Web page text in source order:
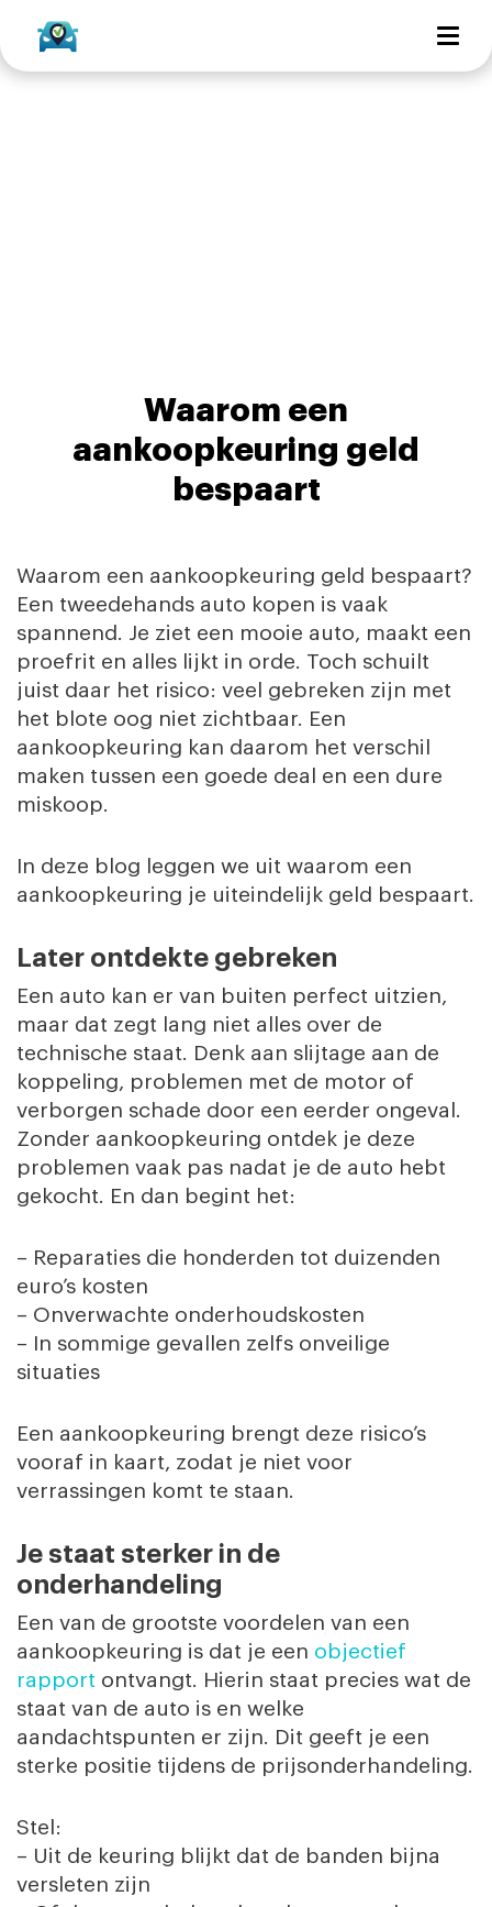
Waarom een
aankoopkeuring geld
bespaart
Waarom een aankoopkeuring geld bespaart?
Een tweedehands auto kopen is vaak
spannend. Je ziet een mooie auto, maakt een
proefrit en alles lijkt in orde. Toch schuilt
juist daar het risico: veel gebreken zijn met
het blote oog niet zichtbaar. Een
aankoopkeuring kan daarom het verschil
maken tussen een goede deal en een dure
miskoop.
In deze blog leggen we uit waarom een
aankoopkeuring je uiteindelijk geld bespaart.
Later ontdekte gebreken
Een auto kan er van buiten perfect uitzien,
maar dat zegt lang niet alles over de
technische staat. Denk aan slijtage aan de
koppeling, problemen met de motor of
verborgen schade door een eerder ongeval.
Zonder aankoopkeuring ontdek je deze
problemen vaak pas nadat je de auto hebt
gekocht. En dan begint het:
– Reparaties die honderden tot duizenden
euro’s kosten
– Onverwachte onderhoudskosten
– In sommige gevallen zelfs onveilige
situaties
Een aankoopkeuring brengt deze risico’s
vooraf in kaart, zodat je niet voor
verrassingen komt te staan.
Je staat sterker in de
onderhandeling
Een van de grootste voordelen van een
aankoopkeuring is dat je een objectief
rapport ontvangt. Hierin staat precies wat de
staat van de auto is en welke
aandachtspunten er zijn. Dit geeft je een
sterke positie tijdens de prijsonderhandeling.
Stel:
– Uit de keuring blijkt dat de banden bijna
versleten zijn